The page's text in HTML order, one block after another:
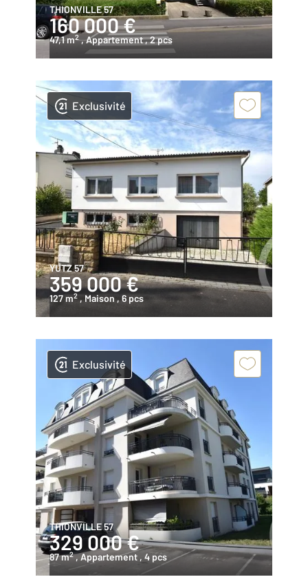
THIONVILLE 57
160 000 €
47,1 m2 , Appartement, 2 pcs
Exclusivité
YUTZ 57
359 000 €
127 m2 , Maison , 6 pcs
Exclusivité
THIONVILLE 57
329 000 €
87 m2 , Appartement , 4 pcs